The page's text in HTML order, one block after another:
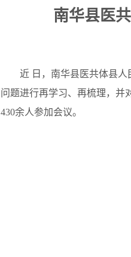
南华县医
近 日，南华县医共体县
问题进行再学习、再梳理，并
430余人参加会议。